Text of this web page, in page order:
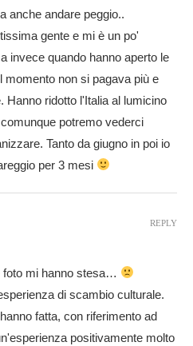
anche andare peggio..
gente e mi è un po'
invece quando hanno aperto le
momento non si pagava più e
Hanno ridotto l'Italia al lumicino
potremo vederci
Tanto da giugno in poi io
per 3 mesi
foto mi hanno stesa…
di scambio culturale.
fatta, con riferimento ad
positivamente molto
REPLY